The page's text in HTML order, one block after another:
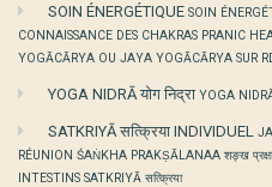
SOIN ÉNERGÉTIQUE SOIN
CONNAISSANCE DES CHAKRAS PRANIC
YOGĀCĀRYA OU JAYA YOGĀCĀRYA SUR
YOGA NIDRĀ योग निद्रा YOGA
SATKRIYĀ सत्क्रिया INDIVIDUEL
RÉUNION ŚAṄKHA PRAKṢĀLANAA शङ्ख
INTESTINS SATKRIYĀ सत्क्रिया